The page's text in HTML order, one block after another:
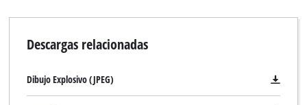
Descargas relacionadas
Dibujo Explosivo (JPEG)